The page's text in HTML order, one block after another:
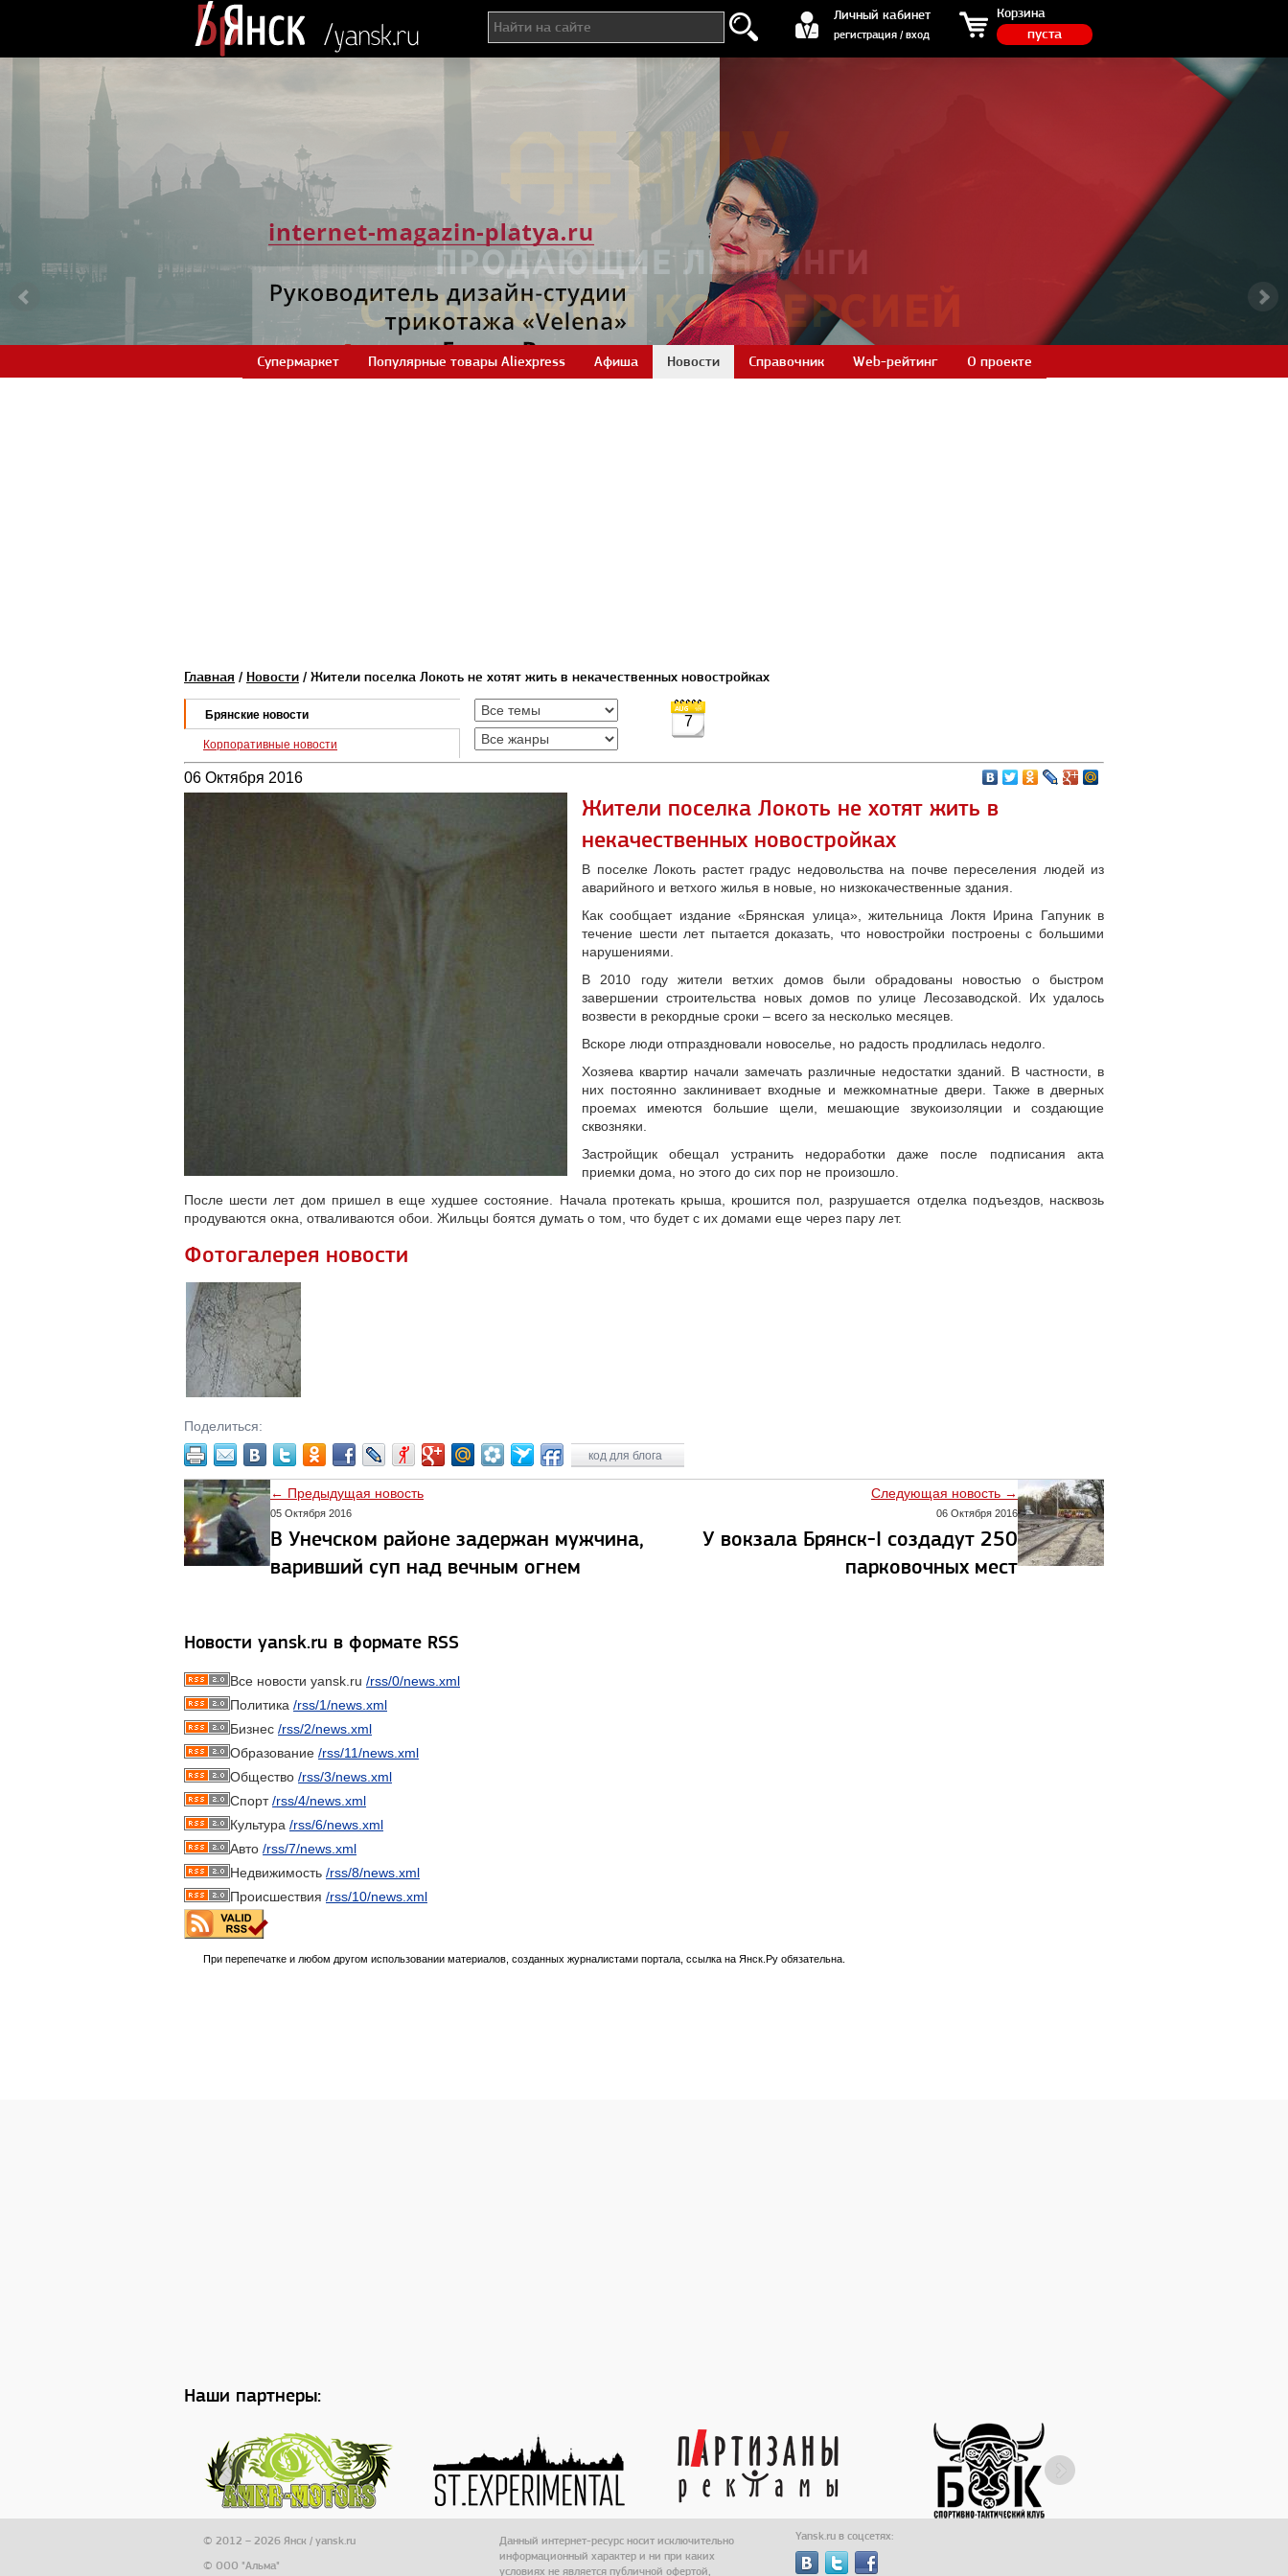
Личный кабинет
регистрация / вход
регистрация / вход Корзина
пуста
Супермаркет Популярные товары Aliexpress Афиша Новости Справочник Web-рейтинг О проекте
Главная / Новости / Жители поселка Локоть не хотят жить в некачественных новостройках
Брянские новости
Корпоративные новости
7
06 Октября 2016
Жители поселка Локоть не хотят жить в
некачественных новостройках
В поселке Локоть растет градус недовольства на почве переселения людей из
аварийного и ветхого жилья в новые, но низкокачественные здания.
Как сообщает издание «Брянская улица», жительница Локтя Ирина Гапуник в
течение шести лет пытается доказать, что новостройки построены с большими
нарушениями.
В 2010 году жители ветхих домов были обрадованы новостью о быстром
завершении строительства новых домов по улице Лесозаводской. Их удалось
возвести в рекордные сроки – всего за несколько месяцев.
Вскоре люди отпраздновали новоселье, но радость продлилась недолго.
Хозяева квартир начали замечать различные недостатки зданий. В частности, в
них постоянно заклинивает входные и межкомнатные двери. Также в дверных
проемах имеются большие щели, мешающие звукоизоляции и создающие
сквозняки.
Застройщик обещал устранить недоработки даже после подписания акта
приемки дома, но этого до сих пор не произошло.
После шести лет дом пришел в еще худшее состояние. Начала протекать крыша, крошится пол, разрушается отделка подъездов, насквозь
продуваются окна, отваливаются обои. Жильцы боятся думать о том, что будет с их домами еще через пару лет.
Фотогалерея новости
Поделиться:
код для блога
← Предыдущая новость
05 Октября 2016
В Унечском районе задержан мужчина,
варивший суп над вечным огнем
Следующая новость →
06 Октября 2016
У вокзала Брянск-I создадут 250
парковочных мест
Новости yansk.ru в формате RSS
Все новости yansk.ru /rss/0/news.xml
Политика /rss/1/news.xml
Бизнес /rss/2/news.xml
Образование /rss/11/news.xml
Общество /rss/3/news.xml
Спорт/rss/4/news.xml
Культура /rss/6/news.xml
Авто /rss/7/news.xml
Недвижимость /rss/8/news.xml
Происшествия /rss/10/news.xml
При перепечатке и любом другом использовании материалов, созданных журналистами портала, ссылка на Янск.Ру обязательна.
Наши партнеры:
© 2012 – 2026 Янск / yansk.ru
© ООО "Альма"
Данный интернет-ресурс носит исключительно
информационный характер и ни при каких
условиях не является публичной офертой,
Yansk.ru в соцсетях: